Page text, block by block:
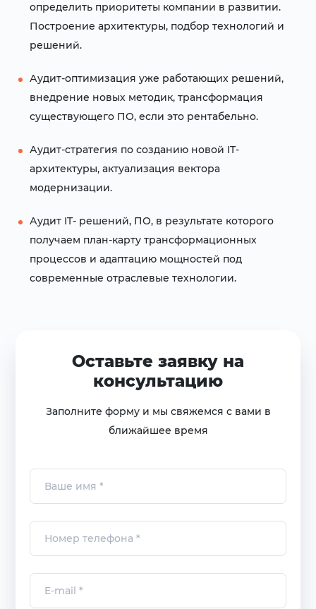
определить приоритеты компании в развитии.
Построение архитектуры, подбор технологий и
решений.
Аудит-оптимизация уже работающих решений,
внедрение новых методик, трансформация
существующего ПО, если это рентабельно.
Аудит-стратегия по созданию новой IT-
архитектуры, актуализация вектора
модернизации.
Аудит IT- решений, ПО, в результате которого
получаем план-карту трансформационных
процессов и адаптацию мощностей под
современные отраслевые технологии.
Оставьте заявку на
консультацию
Заполните форму и мы свяжемся с вами в
ближайшее время